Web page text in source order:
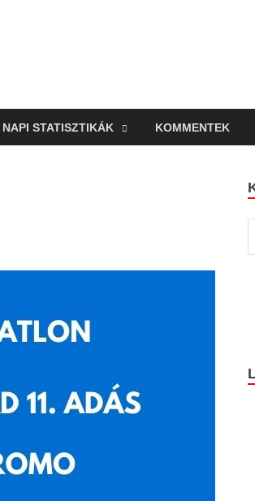
NAPI STATISZTIKÁK KOMMENTEK